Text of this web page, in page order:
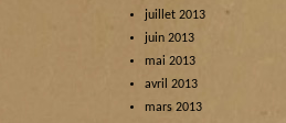
juillet 2013
juin 2013
mai 2013
avril 2013
mars 2013